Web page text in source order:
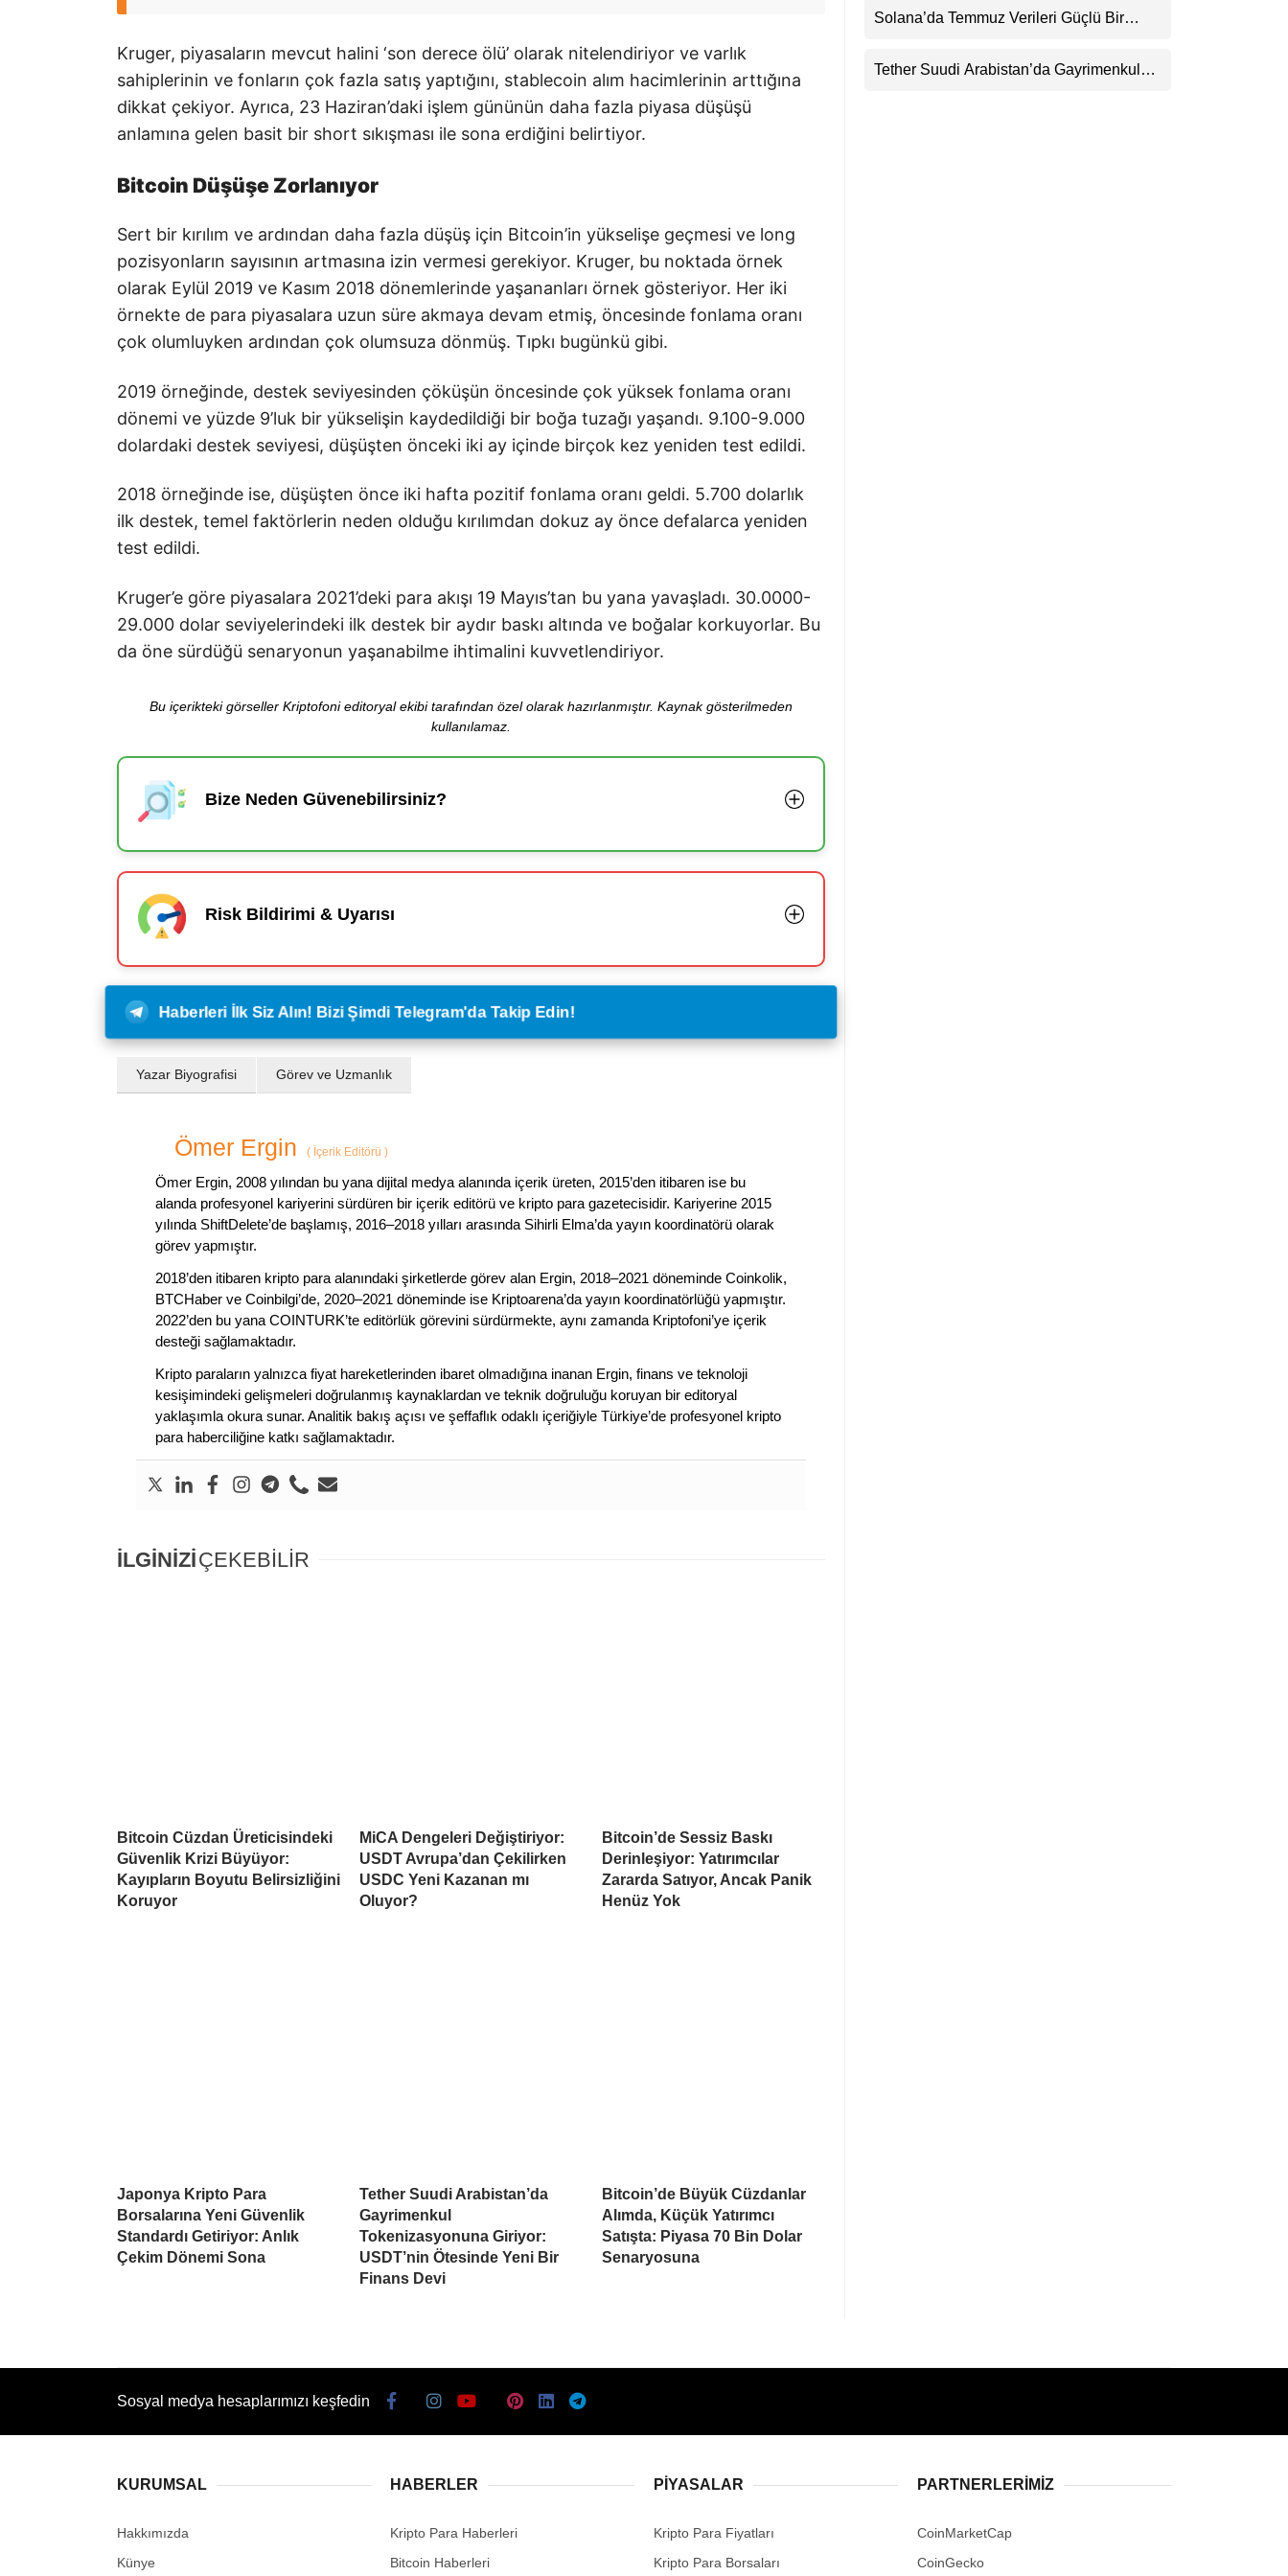
Telegram
Kruger, piyasaların mevcut halini ‘son derece ölü’ olarak nitelendiriyor ve varlık
sahiplerinin ve fonların çok fazla satış yaptığını, stablecoin alım hacimlerinin arttığına
dikkat çekiyor. Ayrıca, 23 Haziran’daki işlem gününün daha fazla piyasa düşüşü
anlamına gelen basit bir short sıkışması ile sona erdiğini belirtiyor.
Bitcoin Düşüşe Zorlanıyor
Sert bir kırılım ve ardından daha fazla düşüş için Bitcoin’in yükselişe geçmesi ve long
pozisyonların sayısının artmasına izin vermesi gerekiyor. Kruger, bu noktada örnek
olarak Eylül 2019 ve Kasım 2018 dönemlerinde yaşananları örnek gösteriyor. Her iki
örnekte de para piyasalara uzun süre akmaya devam etmiş, öncesinde fonlama oranı
çok olumluyken ardından çok olumsuza dönmüş. Tıpkı bugünkü gibi.
2019 örneğinde, destek seviyesinden çöküşün öncesinde çok yüksek fonlama oranı
dönemi ve yüzde 9’luk bir yükselişin kaydedildiği bir boğa tuzağı yaşandı. 9.100-9.000
dolardaki destek seviyesi, düşüşten önceki iki ay içinde birçok kez yeniden test edildi.
2018 örneğinde ise, düşüşten önce iki hafta pozitif fonlama oranı geldi. 5.700 dolarlık
ilk destek, temel faktörlerin neden olduğu kırılımdan dokuz ay önce defalarca yeniden
test edildi.
Kruger’e göre piyasalara 2021’deki para akışı 19 Mayıs’tan bu yana yavaşladı. 30.0000-
29.000 dolar seviyelerindeki ilk destek bir aydır baskı altında ve boğalar korkuyorlar. Bu
da öne sürdüğü senaryonun yaşanabilme ihtimalini kuvvetlendiriyor.
Bu içerikteki görseller Kriptofoni editoryal ekibi tarafından özel olarak hazırlanmıştır. Kaynak gösterilmeden
kullanılamaz.
Bize Neden Güvenebilirsiniz?
Risk Bildirimi & Uyarısı
Haberleri İlk Siz Alın! Bizi Şimdi Telegram'da Takip Edin!
Yazar Biyografisi Görev ve Uzmanlık
Ömer Ergin ( İçerik Editörü )
Ömer Ergin, 2008 yılından bu yana dijital medya alanında içerik üreten, 2015’den itibaren ise bu
alanda profesyonel kariyerini sürdüren bir içerik editörü ve kripto para gazetecisidir. Kariyerine 2015
yılında ShiftDelete’de başlamış, 2016–2018 yılları arasında Sihirli Elma’da yayın koordinatörü olarak
görev yapmıştır.
2018’den itibaren kripto para alanındaki şirketlerde görev alan Ergin, 2018–2021 döneminde Coinkolik,
BTCHaber ve Coinbilgi’de, 2020–2021 döneminde ise Kriptoarena’da yayın koordinatörlüğü yapmıştır.
2022’den bu yana COINTURK’te editörlük görevini sürdürmekte, aynı zamanda Kriptofoni’ye içerik
desteği sağlamaktadır.
Kripto paraların yalnızca fiyat hareketlerinden ibaret olmadığına inanan Ergin, finans ve teknoloji
kesişimindeki gelişmeleri doğrulanmış kaynaklardan ve teknik doğruluğu koruyan bir editoryal
yaklaşımla okura sunar. Analitik bakış açısı ve şeffaflık odaklı içeriğiyle Türkiye’de profesyonel kripto
para haberciliğine katkı sağlamaktadır.
İLGİNİZİÇEKEBİLİR
Bitcoin Cüzdan Üreticisindeki
Güvenlik Krizi Büyüyor:
Kayıpların Boyutu Belirsizliğini
Koruyor
MiCA Dengeleri Değiştiriyor:
USDT Avrupa’dan Çekilirken
USDC Yeni Kazanan mı
Oluyor?
Bitcoin’de Sessiz Baskı
Derinleşiyor: Yatırımcılar
Zararda Satıyor, Ancak Panik
Henüz Yok
Japonya Kripto Para
Borsalarına Yeni Güvenlik
Standardı Getiriyor: Anlık
Çekim Dönemi Sona
Tether Suudi Arabistan’da
Gayrimenkul
Tokenizasyonuna Giriyor:
USDT’nin Ötesinde Yeni Bir
Finans Devi
Bitcoin’de Büyük Cüzdanlar
Alımda, Küçük Yatırımcı
Satışta: Piyasa 70 Bin Dolar
Senaryosuna
Henüz Yok
Solana’da Temmuz Verileri Güçlü Bir
Kez Sadece Memecoin’ler Taşımıyor
Tether Suudi Arabistan’da Gayrimenkul
Sosyal medya hesaplarımızı keşfedin
KURUMSAL
Hakkımızda
Künye
HABERLER
Kripto Para Haberleri
Bitcoin Haberleri
PIYASALAR
Kripto Para Fiyatları
Kripto Para Borsaları
PARTNERLERIMIZ
CoinMarketCap
CoinGecko